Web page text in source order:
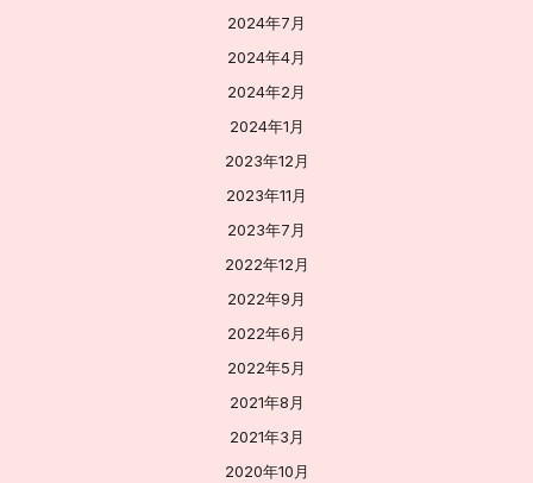
2024年7月
2024年4月
2024年2月
2024年1月
2023年12月
2023年11月
2023年7月
2022年12月
2022年9月
2022年6月
2022年5月
2021年8月
2021年3月
2020年10月